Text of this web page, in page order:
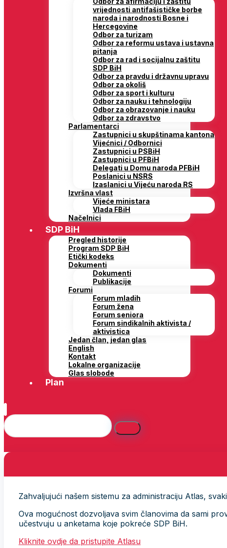
vrijednosti antifašističke borbe
naroda i narodnosti Bosne i
Hercegovine
Odbor za turizam
Odbor za reformu ustava i ustavna
pitanja
Odbor za rad i socijalnu zaštitu
SDP BiH
Odbor za pravdu i državnu upravu
Odbor za okoliš
Odbor za sport i kulturu
Odbor za nauku i tehnologiju
Odbor za obrazovanje i nauku
Odbor za zdravstvo
Parlamentarci
Zastupnici u skupštinama kantona
Vijećnici / Odbornici
Zastupnici u PSBiH
Zastupnici u PFBiH
Delegati u Domu naroda PFBiH
Poslanici u NSRS
Izaslanici u Vijeću naroda RS
Izvršna vlast
Vijeće ministara
Vlada FBiH
Načelnici
SDP BiH
Pregled historije
Program SDP BiH
Etički kodeks
Dokumenti
Dokumenti
Publikacije
Forumi
Forum mladih
Forum žena
Forum seniora
Forum sindikalnih aktivista /
aktivistica
Jedan član, jedan glas
English
Kontakt
Lokalne organizacije
Glas slobode
Plan
Zahvaljujući našem sistemu za administraciju Atlas,
Ova mogućnost dozvoljava svim članovima da sami
učestvuju u anketama koje pokreće SDP BiH.
Kliknite ovdje da pristupite Atlasu